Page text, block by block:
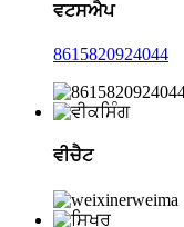
ਵਟਸਐਪ
8615820924044
ਵੀਚੈਟ